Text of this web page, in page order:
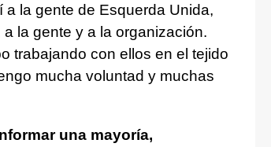
la gente de Esquerda Unida,
la gente y a la organización.
trabajando con ellos en el tejido
mucha voluntad y muchas
una mayoría,